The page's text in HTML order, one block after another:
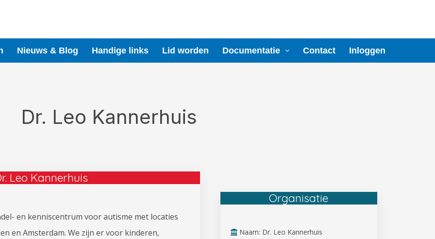
Nieuws & Blog Handige links Lid worden Documentatie Contact Inloggen
Dr. Leo Kannerhuis
Leo Kannerhuis
en kenniscentrum voor autisme met locaties
en Amsterdam. We zijn er voor kinderen,
Organisatie
Naam: Dr. Leo Kannerhuis